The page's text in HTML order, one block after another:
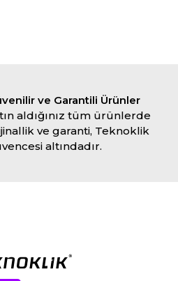
ve Garantili Ürünler
aldığınız tüm ürünlerde
ve garanti, Teknoklik
altındadır.